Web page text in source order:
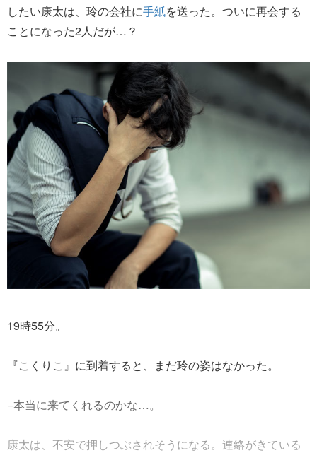
したい康太は、玲の会社に手紙を送った。ついに再会する
ことになった2人だが…？
19時55分。
『こくりこ』に到着すると、まだ玲の姿はなかった。
−本当に来てくれるのかな…。
康太は、不安で押しつぶされそうになる。連絡がきている